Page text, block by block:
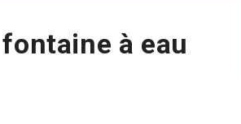
à eau